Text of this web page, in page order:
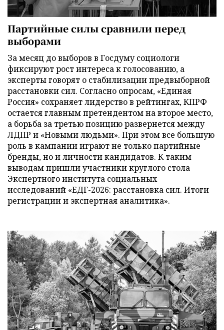
Партийные силы сравнили перед
выборами
За месяц до выборов в Госдуму социологи
фиксируют рост интереса к голосованию, а
эксперты говорят о стабилизации предвыборной
расстановки сил. Согласно опросам, «Единая
Россия» сохраняет лидерство в рейтингах, КПРФ
остается главным претендентом на второе место,
а борьба за третью позицию развернется между
ЛДПР и «Новыми людьми». При этом все большую
роль в кампании играют не только партийные
бренды, но и личности кандидатов. К таким
выводам пришли участники круглого стола
Экспертного института социальных
исследований «ЕДГ-2026: расстановка сил. Итоги
регистрации и экспертная аналитика».